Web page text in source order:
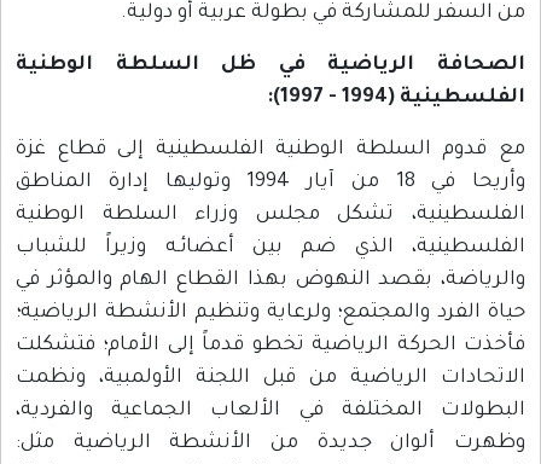
من السفر للمشاركة في بطولة عربية أو دولية.
الصحافة الرياضية في ظل السلطة الوطنية
الفلسطينية (1994 - 1997):
مع قدوم السلطة الوطنية الفلسطينية إلى قطاع غزة
وأريحا في 18 من آيار 1994 وتوليها إدارة المناطق
الفلسطينية، تشكل مجلس وزراء السلطة الوطنية
الفلسطينية، الذي ضم بين أعضائـه وزيراً للشباب
والرياضة، بقصد النهوض بهذا القطاع الهام والمؤثر في
حياة الفرد والمجتمع؛ ولرعاية وتنظيم الأنشطة الرياضية؛
فأخذت الحركة الرياضية تخطو قدماً إلى الأمام؛ فتشكلت
الاتحادات الرياضية من قبل اللجنة الأولمبية، ونظمت
البطولات المختلفة في الألعاب الجماعية والفردية،
وظهرت ألوان جديدة من الأنشطة الرياضية مثل: